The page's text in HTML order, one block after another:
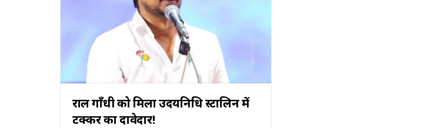
राहुल गाँधी को मिला उदयनिधि स्टालिन में
टक्कर का दावेदार!